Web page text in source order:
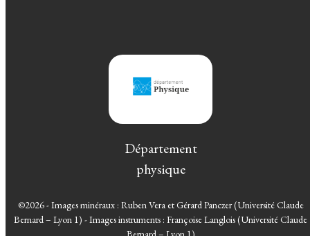
Département
physique
©2026 - Images minéraux : Ruben Vera et Gérard Panczer (Université Claude
Bernard – Lyon 1) - Images instruments : Françoise Langlois (Université Claude